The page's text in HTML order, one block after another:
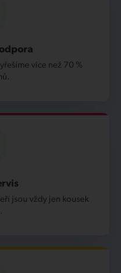
více než 70 %
jsou vždy jen kousek